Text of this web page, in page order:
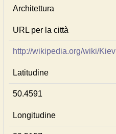
Architettura
URL per la città
http://wikipedia.org/wiki/Kiev
Latitudine
50.4591
Longitudine